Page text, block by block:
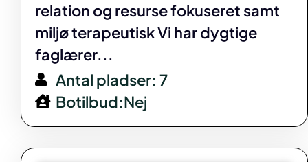
relation og resurse fokuseret samt
miljø terapeutisk Vi har dygtige
faglærer...
Antal pladser: 7
Botilbud:Nej